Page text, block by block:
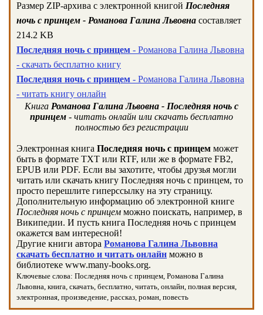
Размер ZIP-архива c электронной книгой Последняя
ночь с принцем - Романова Галина Львовна составляет
214.2 KB
Последняя ночь с принцем - Романова Галина Львовна
- скачать бесплатно книгу
Последняя ночь с принцем - Романова Галина Львовна
- читать книгу онлайн
Книга Романова Галина Львовна - Последняя ночь с
принцем - читать онлайн или скачать бесплатно
полностью без регистрации
Электронная книга Последняя ночь с принцем может
быть в формате TXT или RTF, или же в формате FB2,
EPUB или PDF. Если вы захотите, чтобы друзья могли
читать или скачать книгу Последняя ночь с принцем, то
просто перешлите гиперссылку на эту страницу.
Дополнительную информацию об электронной книге
Последняя ночь с принцем можно поискать, например, в
Википедии. И пусть книга Последняя ночь с принцем
окажется вам интересной!
Другие книги автора Романова Галина Львовна
скачать бесплатно и читать онлайн можно в
библиотеке www.many-books.org.
Ключевые слова: Последняя ночь с принцем, Романова Галина
Львовна, книга, скачать, бесплатно, читать, онлайн, полная версия,
электронная, произведение, рассказ, роман, повесть